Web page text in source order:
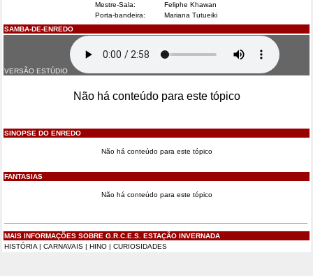
Mestre-Sala:
Feliphe Khawan
Porta-bandeira:
Mariana Tutueiki
SAMBA-DE-ENREDO
VERSÃO ESTÚDIO
Não há conteúdo para este tópico
SINOPSE DO ENREDO
Não há conteúdo para este tópico
FANTASIAS
Não há conteúdo para este tópico
MAIS INFORMAÇÕES SOBRE G.R.C.E.S. ESTAÇÃO INVERNADA
HISTÓRIA | CARNAVAIS | HINO | CURIOSIDADES